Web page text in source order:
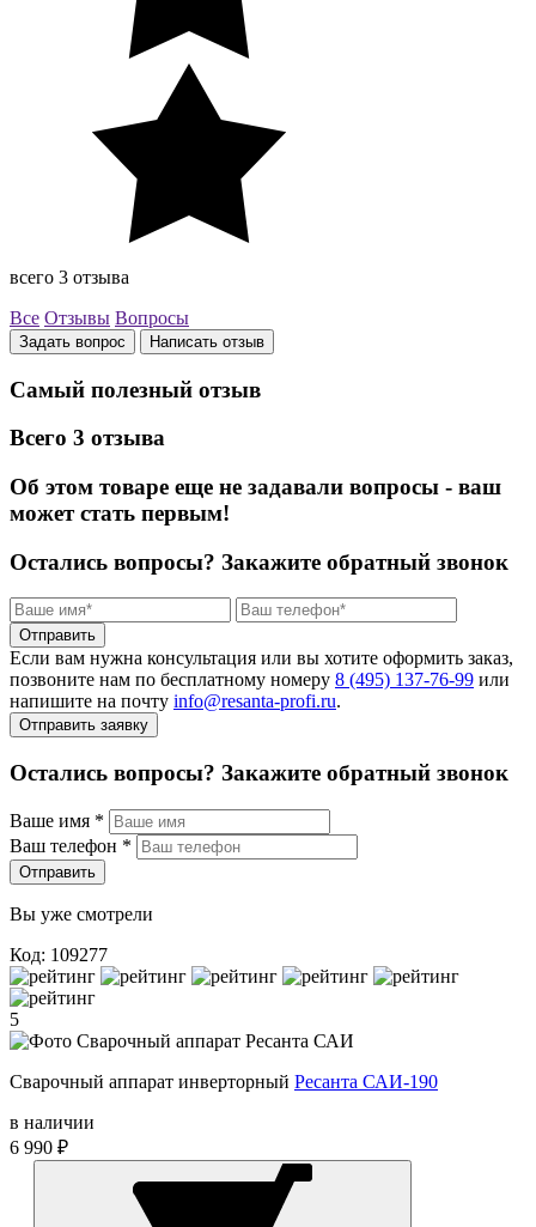
всего 3 отзыва
Все Отзывы Вопросы
Задать вопрос Написать отзыв
Самый полезный отзыв
Всего 3 отзыва
Об этом товаре еще не задавали вопросы - ваш
может стать первым!
Остались вопросы? Закажите обратный звонок
Отправить
Если вам нужна консультация или вы хотите оформить заказ,
позвоните нам по бесплатному номеру 8 (495) 137‑76‑99 или
напишите на почту info@resanta‑profi.ru.
Отправить заявку
Остались вопросы? Закажите обратный звонок
Ваше имя *
Ваш телефон *
Отправить
Вы уже смотрели
Код: 109277
5
Сварочный аппарат инверторный Ресанта САИ-190
в наличии
6 990 ₽